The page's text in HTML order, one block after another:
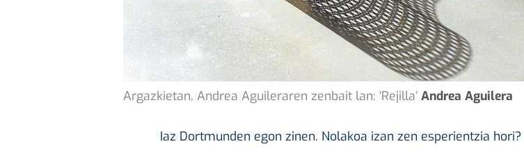
Argazkietan, Andrea Aguileraren zenbait lan: ‘Rejilla’ Andrea Aguilera
Iaz Dortmunden egon zinen. Nolakoa izan zen esperientzia hori?